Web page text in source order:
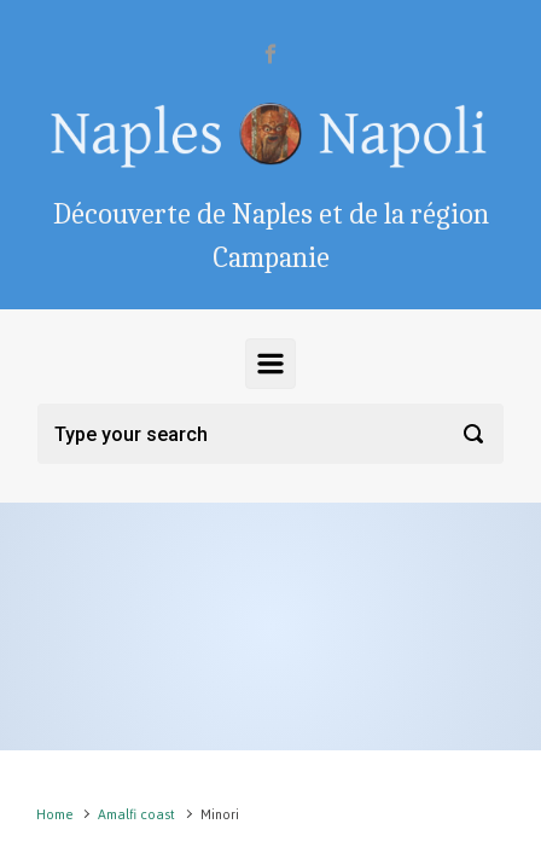
Découverte de Naples et de la région
Campanie
Home Amalfi coast Minori